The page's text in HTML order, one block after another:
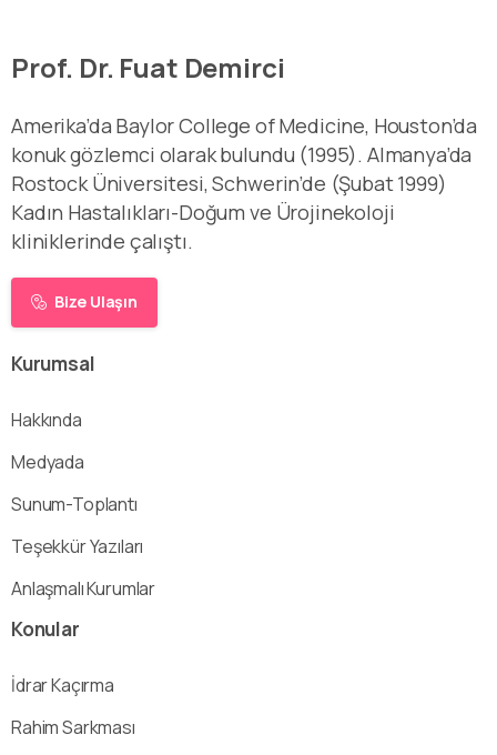
Prof. Dr. Fuat Demirci
Amerika’da Baylor College of Medicine, Houston’da
konuk gözlemci olarak bulundu (1995). Almanya’da
Rostock Üniversitesi, Schwerin’de (Şubat 1999)
Kadın Hastalıkları-Doğum ve Ürojinekoloji
kliniklerinde çalıştı.
Bize Ulaşın
Kurumsal
Hakkında
Medyada
Sunum-Toplantı
Teşekkür Yazıları
Anlaşmalı Kurumlar
Konular
İdrar Kaçırma
Rahim Sarkması